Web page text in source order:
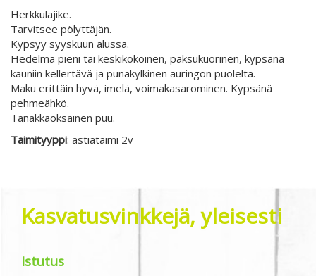
Herkkulajike.
Tarvitsee pölyttäjän.
Kypsyy syyskuun alussa.
Hedelmä pieni tai keskikokoinen, paksukuorinen, kypsänä
kauniin kellertävä ja punakylkinen auringon puolelta.
Maku erittäin hyvä, imelä, voimakasarominen. Kypsänä
pehmeähkö.
Tanakkaoksainen puu.
Taimityyppi: astiataimi 2v
Kasvatusvinkkejä, yleisesti
Istutus